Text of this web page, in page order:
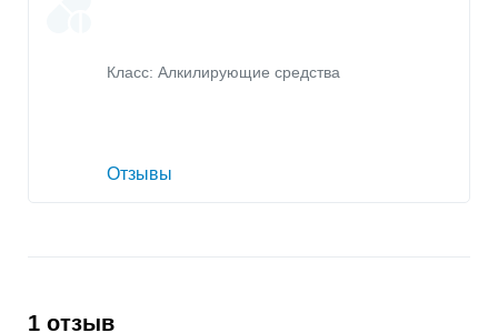
Класс: Алкилирующие средства
Отзывы
1 отзыв